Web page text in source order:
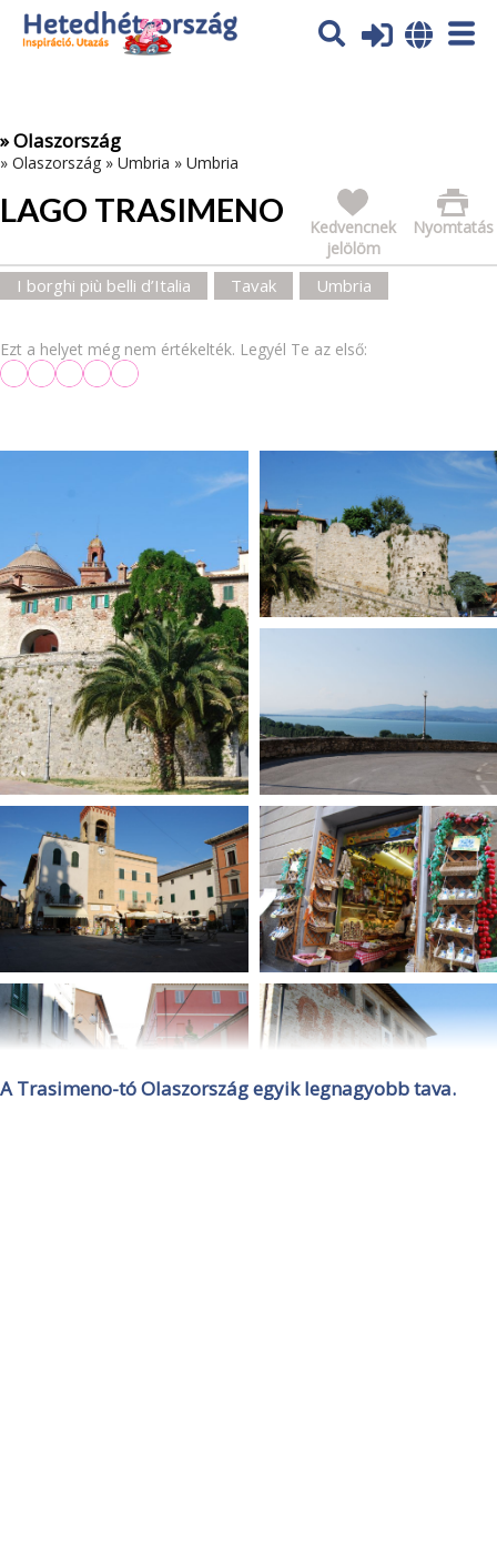
Az oldal sütiket (cookies) használ. További tájékoztatás itt:
Adatvédelmi tájékoztató
» Olaszország
» Olaszország » Umbria » Umbria
LAGO TRASIMENO Nyomtatás
Kedvencnek
jelölöm
I borghi più belli d’Italia Tavak Umbria
Ezt a helyet még nem értékelték. Legyél Te az első:
A Trasimeno-tó Olaszország egyik legnagyobb tava.